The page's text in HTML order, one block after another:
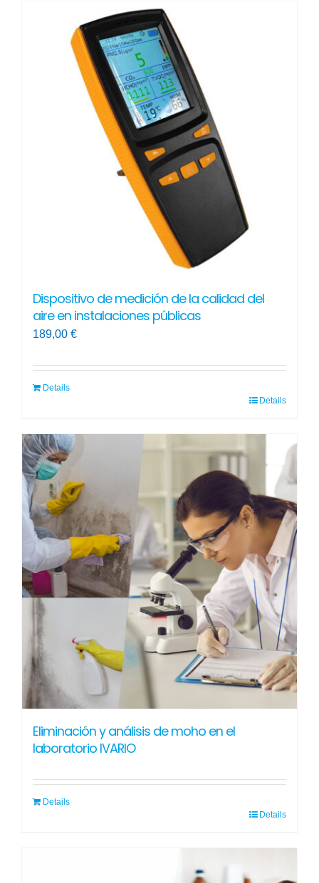
Dispositivo de medición de la calidad del
aire en instalaciones públicas
189,00 €
Details
Details
Eliminación y análisis de moho en el
laboratorio IVARIO
Details
Details